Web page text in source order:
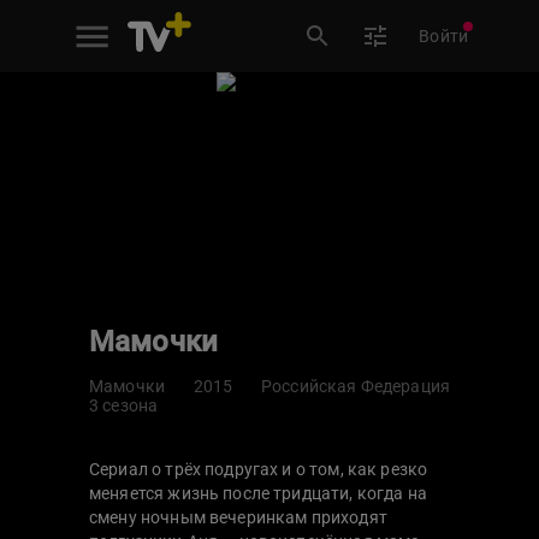
Войти
Мамочки
Мамочки 2015
Российская Федерация
3 сезона
Сериал о трёх подругах и о том, как резко
меняется жизнь после тридцати, когда на
смену ночным вечеринкам приходят